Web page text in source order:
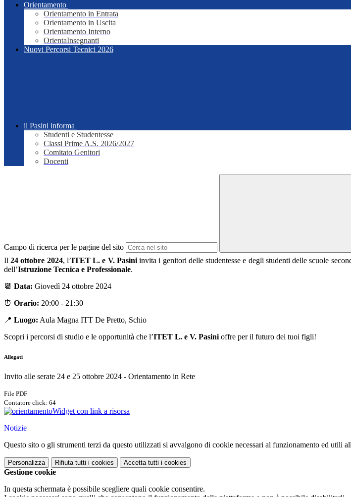
Orientamento
Orientamento in Entrata
Orientamento in Uscita
Orientamento Interno
OrientaInsegnanti
Nuovi Percorsi Tecnici 2026
il Pasini informa
Studenti e Studentesse
Classi Prime A.S. 2026/2027
Comitato Genitori
Docenti
Campo di ricerca per le pagine del sito
Il24 ottobre 2024, l’ITET L. e V. Pasiniinvita i genitori delle studentesse e degli studenti delle scuole
dell’Istruzione Tecnica e Professionale.
📆 Data: Giovedì 24 ottobre 2024
⏰ Orario: 20:00 - 21:30
📍 Luogo: Aula Magna ITT De Pretto, Schio
Scopri i percorsi di studio e le opportunità che l’ITET L. e V. Pasini offre per il futuro dei tuoi figli!
Allegati
Invito alle serate 24 e 25 ottobre 2024 - Orientamento in Rete
File PDF
Contatore click: 64
Widget con link a risorsa
Notizie
Questo sito o gli strumenti terzi da questo utilizzati si avvalgono di cookie necessari al funzionamento ed utili
Personalizza Rifiuta tutti i cookies Accetta tutti i cookies
Gestione cookie
In questa schermata è possibile scegliere quali cookie consentire.